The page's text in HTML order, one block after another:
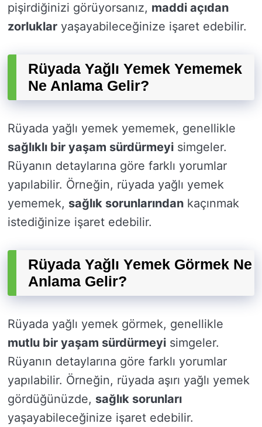
pişirdiğinizi görüyorsanız, maddi açıdan
zorluklar yaşayabileceğinize işaret edebilir.
Rüyada Yağlı Yemek Yememek
Ne Anlama Gelir?
Rüyada yağlı yemek yememek, genellikle
sağlıklı bir yaşam sürdürmeyi simgeler.
Rüyanın detaylarına göre farklı yorumlar
yapılabilir. Örneğin, rüyada yağlı yemek
yememek, sağlık sorunlarından kaçınmak
istediğinize işaret edebilir.
Rüyada Yağlı Yemek Görmek Ne
Anlama Gelir?
Rüyada yağlı yemek görmek, genellikle
mutlu bir yaşam sürdürmeyi simgeler.
Rüyanın detaylarına göre farklı yorumlar
yapılabilir. Örneğin, rüyada aşırı yağlı yemek
gördüğünüzde, sağlık sorunları
yaşayabileceğinize işaret edebilir.